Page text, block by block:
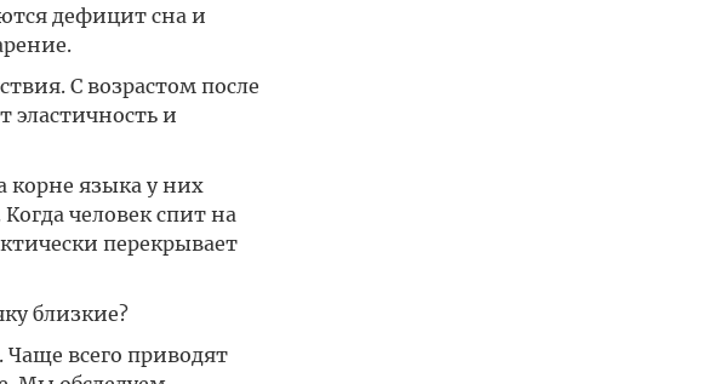
дефицит сна и
С возрастом после
эластичность и
корне языка у них
человек спит на
перекрывает
близкие?
всего приводят